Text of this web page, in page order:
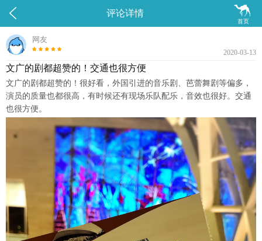
 
首页
评论详情
网友
2020-03-13
文广的剧都超赞的！交通也很方便
文广的剧都超赞的！很好看，外国引进的音乐剧、芭蕾舞剧等偏多，
演员的质量也都很高，有时候还有现场乐队配乐，音效也很好。交通
也很方便。